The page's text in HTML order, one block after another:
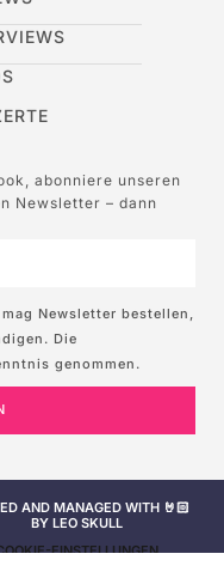
abonniere unseren
Newsletter – dann
Newsletter bestellen,
Die
genommen.
AND MANAGED WITH 🤘🏻
BY LEO SKULL
EINSTELLUNGEN